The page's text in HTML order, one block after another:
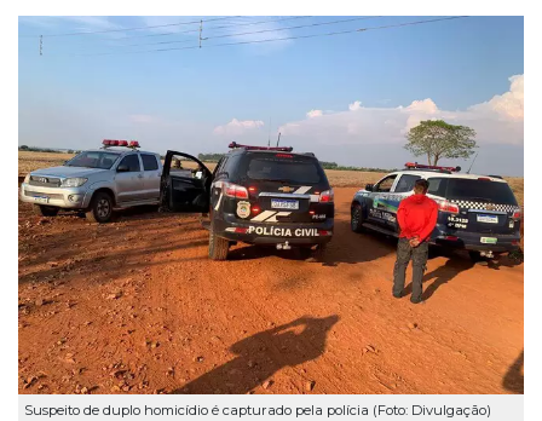
Suspeito de duplo homicídio é capturado pela polícia (Foto: Divulgação)